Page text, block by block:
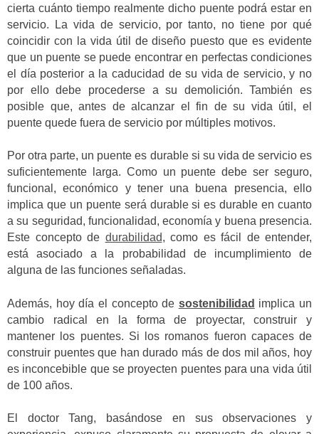
cierta cuánto tiempo realmente dicho puente podrá estar en
servicio. La vida de servicio, por tanto, no tiene por qué
coincidir con la vida útil de diseño puesto que es evidente
que un puente se puede encontrar en perfectas condiciones
el día posterior a la caducidad de su vida de servicio, y no
por ello debe procederse a su demolición. También es
posible que, antes de alcanzar el fin de su vida útil, el
puente quede fuera de servicio por múltiples motivos.
Por otra parte, un puente es durable si su vida de servicio es
suficientemente larga. Como un puente debe ser seguro,
funcional, económico y tener una buena presencia, ello
implica que un puente será durable si es durable en cuanto
a su seguridad, funcionalidad, economía y buena presencia.
Este concepto de durabilidad, como es fácil de entender,
está asociado a la probabilidad de incumplimiento de
alguna de las funciones señaladas.
Además, hoy día el concepto de sostenibilidad implica un
cambio radical en la forma de proyectar, construir y
mantener los puentes. Si los romanos fueron capaces de
construir puentes que han durado más de dos mil años, hoy
es inconcebible que se proyecten puentes para una vida útil
de 100 años.
El doctor Tang, basándose en sus observaciones y